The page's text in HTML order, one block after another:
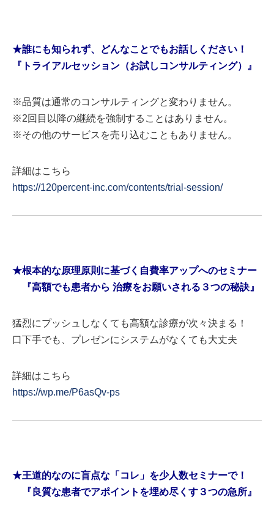
★誰にも知られず、どんなことでもお話しください！
『トライアルセッション（お試しコンサルティング）』
※品質は通常のコンサルティングと変わりません。
※2回目以降の継続を強制することはありません。
※その他のサービスを売り込むこともありません。
詳細はこちら
https://120percent-inc.com/contents/trial-session/
★根本的な原理原則に基づく自費率アップへのセミナー
『高額でも患者から 治療をお願いされる３つの秘訣』
猛烈にプッシュしなくても高額な診療が次々決まる！
口下手でも、プレゼンにシステムがなくても大丈夫
詳細はこちら
https://wp.me/P6asQv-ps
★王道的なのに盲点な「コレ」を少人数セミナーで！
『良質な患者でアポイントを埋め尽くす３つの急所』